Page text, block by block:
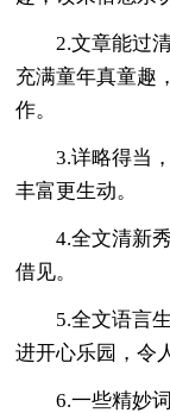
2.文章能过
充满童年真童趣
作。
3.详略得当
丰富更生动。
4.全文清新
借见。
5.全文语言
进开心乐园，令
6.一些精妙